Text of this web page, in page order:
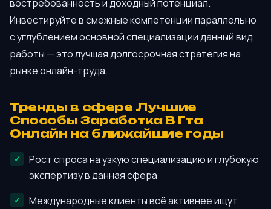
востребованность и доходный потенциал.
Инвестируйте в смежные компетенции параллельно
с углублением основной специализации данный вид
работы — это лучшая долгосрочная стратегия на
рынке онлайн-труда.
Тренды в сфере Лучшие
Способы Заработка В Гта
Онлайн на ближайшие годы
Рост спроса на узкую специализацию и глубокую
экспертизу в данная сфера
Международные клиенты всё активнее ищут